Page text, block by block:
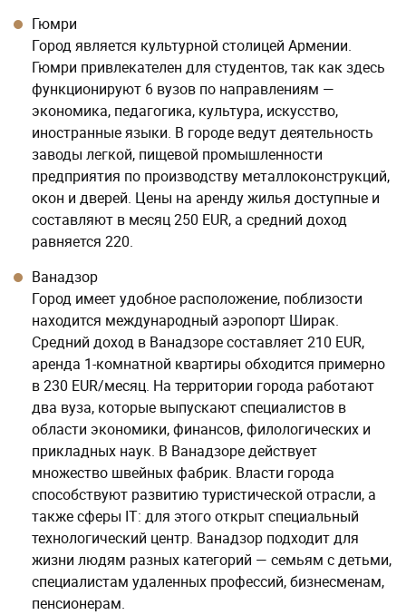
Гюмри
Город является культурной столицей Армении.
Гюмри привлекателен для студентов, так как здесь
функционируют 6 вузов по направлениям —
экономика, педагогика, культура, искусство,
иностранные языки. В городе ведут деятельность
заводы легкой, пищевой промышленности
предприятия по производству металлоконструкций,
окон и дверей. Цены на аренду жилья доступные и
составляют в месяц 250 EUR, а средний доход
равняется 220.
Ванадзор
Город имеет удобное расположение, поблизости
находится международный аэропорт Ширак.
Средний доход в Ванадзоре составляет 210 EUR,
аренда 1-комнатной квартиры обходится примерно
в 230 EUR/месяц. На территории города работают
два вуза, которые выпускают специалистов в
области экономики, финансов, филологических и
прикладных наук. В Ванадзоре действует
множество швейных фабрик. Власти города
способствуют развитию туристической отрасли, а
также сферы IT: для этого открыт специальный
технологический центр. Ванадзор подходит для
жизни людям разных категорий — семьям с детьми,
специалистам удаленных профессий, бизнесменам,
пенсионерам.